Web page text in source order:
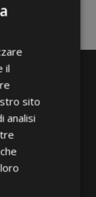
in tutta
auto,
il
sito
analisi